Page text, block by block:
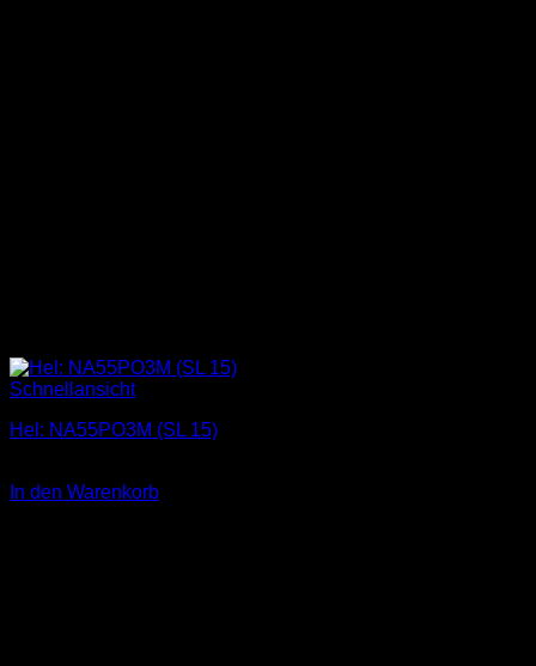
Schnellansicht
Hel: NA55PO3M (SL 15)
In den Warenkorb